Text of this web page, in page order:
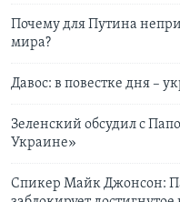
Почему для Путина
мира?
Давос: в повестке дня –
Зеленский обсудил с
Украине»
Спикер Майк Джонсон: